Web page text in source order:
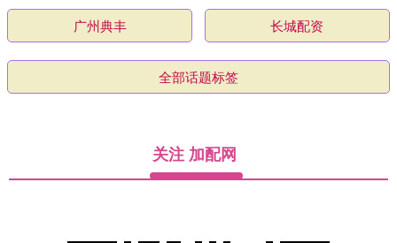
广州典丰 长城配资
全部话题标签
关注 加配网